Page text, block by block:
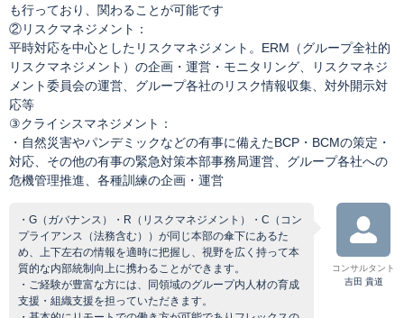
も行っており、関わることが可能です
②リスクマネジメント：
平時対応を中心としたリスクマネジメント。ERM（グループ全社的
リスクマネジメント）の企画・運営・モニタリング、リスクマネジ
メント委員会の運営、グループ各社のリスク情報収集、対外開示対
応等
③クライシスマネジメント：
・自然災害やパンデミックなどの有事に備えたBCP・BCMの策定・
対応、その他の有事の緊急対策本部事務局運営、グループ各社への
危機管理推進、各種訓練の企画・運営
・G（ガバナンス）・R（リスクマネジメント）・C（コン
プライアンス（法務含む））が同じ本部の傘下にあるた
め、上下左右の情報を適時に把握し、視野を広く持って本
質的な内部統制向上に携わることができます。
・ご経験が豊富な方には、同領域のグループ内人材の育成
支援・組織支援を担っていただきます。
コンサルタント
吉田 貴道